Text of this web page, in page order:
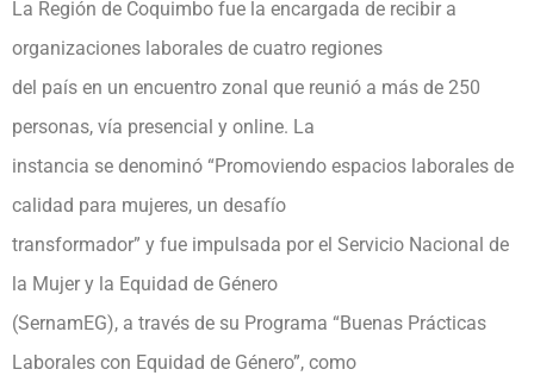
La Región de Coquimbo fue la encargada de recibir a
organizaciones laborales de cuatro regiones
del país en un encuentro zonal que reunió a más de 250
personas, vía presencial y online. La
instancia se denominó “Promoviendo espacios laborales de
calidad para mujeres, un desafío
transformador” y fue impulsada por el Servicio Nacional de
la Mujer y la Equidad de Género
(SernamEG), a través de su Programa “Buenas Prácticas
Laborales con Equidad de Género”, como